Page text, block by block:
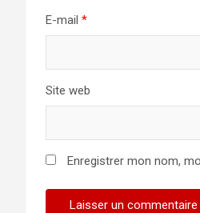
E-mail *
Site web
Enregistrer mon nom,